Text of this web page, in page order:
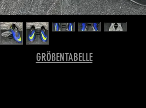
GRÖßENTABELLE